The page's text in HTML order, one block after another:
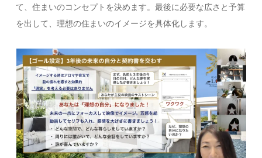
て、住まいのコンセプトを決めます。最後に必要な広さと予算
を出して、理想の住まいのイメージを具体化します。